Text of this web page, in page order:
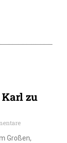
zu
Großen,